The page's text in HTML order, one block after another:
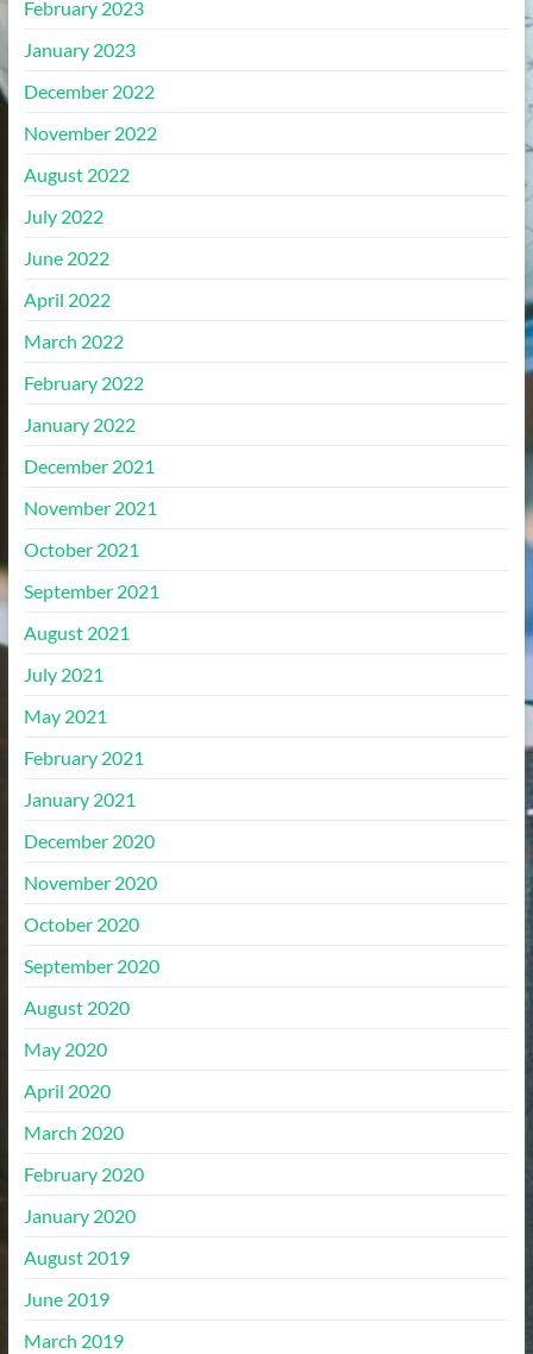
February 2023
January 2023
December 2022
November 2022
August 2022
July 2022
June 2022
April 2022
March 2022
February 2022
January 2022
December 2021
November 2021
October 2021
September 2021
August 2021
July 2021
May 2021
February 2021
January 2021
December 2020
November 2020
October 2020
September 2020
August 2020
May 2020
April 2020
March 2020
February 2020
January 2020
August 2019
June 2019
March 2019